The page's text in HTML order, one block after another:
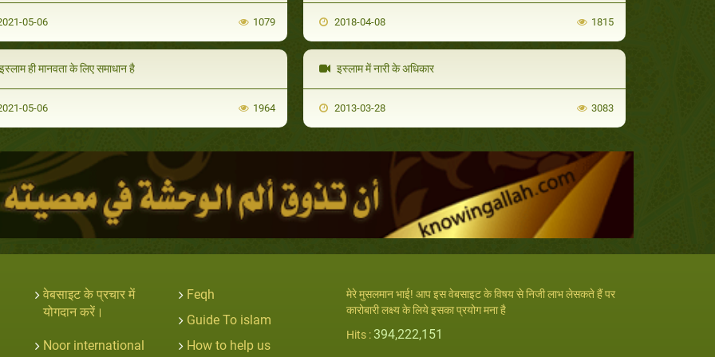
05-06 1079 2018-04-08 1815
ही मानवता के लिए समाधान है
05-06 1964
इस्लाम में नारी के अधिकार
2013-03-28 3083
वेबसाइट के प्रचार में
योगदान करें।
Feqh
Guide To islam
Noor international
How to help us
मेरे मुसलमान भाई! आप इस वेबसाइट के विषय से निजी लाभ लेसकते हैं पर
कारोबारी लक्ष्य के लिये इसका प्रयोग मना है
Hits : 394,222,151